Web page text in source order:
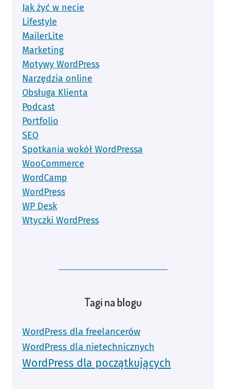
Jak żyć w necie
Lifestyle
MailerLite
Marketing
Motywy WordPress
Narzędzia online
Obsługa Klienta
Podcast
Portfolio
SEO
Spotkania wokół WordPressa
WooCommerce
WordCamp
WordPress
WP Desk
Wtyczki WordPress
Tagi na blogu
WordPress dla freelancerów
WordPress dla nietechnicznych
WordPress dla początkujących